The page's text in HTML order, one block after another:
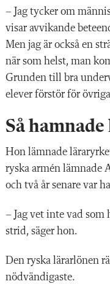
– Jag tycker om
visar avvikande
Men jag är också en
när som helst, man
Grunden till bra
elever förstör för
Så
Hon lämnade
ryska armén lämnade
och två år senare var
– Jag vet inte vad
strid, säger hon.
Den ryska lärarlönen
nödvändigaste.